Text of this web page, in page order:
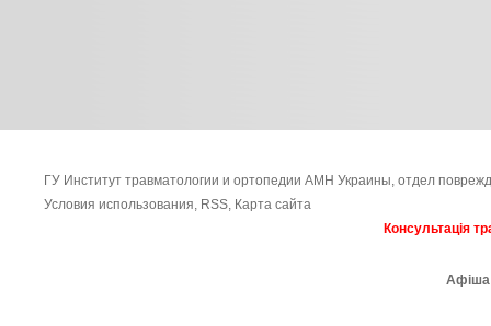
ГУ Институт травматологии и ортопедии АМН Украины, отдел
Условия использования, RSS, Карта сайта
Консультація